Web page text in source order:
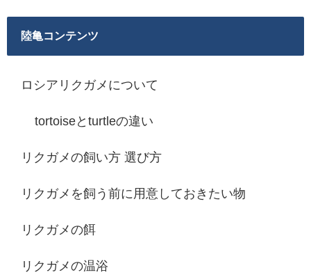
陸亀コンテンツ
ロシアリクガメについて
tortoiseとturtleの違い
リクガメの飼い方 選び方
リクガメを飼う前に用意しておきたい物
リクガメの餌
リクガメの温浴